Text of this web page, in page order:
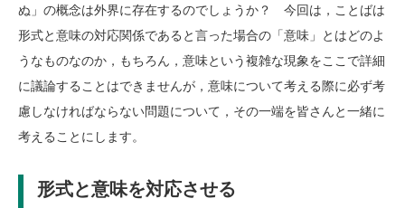
ぬ」の概念は外界に存在するのでしょうか？ 今回は，ことばは
形式と意味の対応関係であると言った場合の「意味」とはどのよ
うなものなのか，もちろん，意味という複雑な現象をここで詳細
に議論することはできませんが，意味について考える際に必ず考
慮しなければならない問題について，その一端を皆さんと一緒に
考えることにします。
形式と意味を対応させる